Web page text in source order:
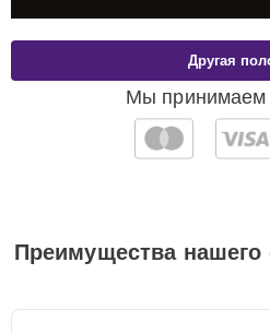
Мы принимаем
Другая
Преимущества нашего